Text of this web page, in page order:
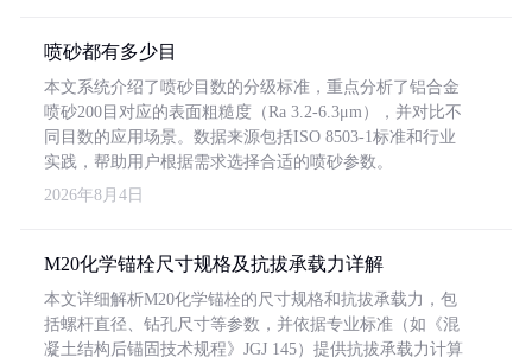
喷砂都有多少目
本文系统介绍了喷砂目数的分级标准，重点分析了铝合金
喷砂200目对应的表面粗糙度（Ra 3.2-6.3μm），并对比不
同目数的应用场景。数据来源包括ISO 8503-1标准和行业
实践，帮助用户根据需求选择合适的喷砂参数。
2026年8月4日
M20化学锚栓尺寸规格及抗拔承载力详解
本文详细解析M20化学锚栓的尺寸规格和抗拔承载力，包
括螺杆直径、钻孔尺寸等参数，并依据专业标准（如《混
凝土结构后锚固技术规程》JGJ 145）提供抗拔承载力计算